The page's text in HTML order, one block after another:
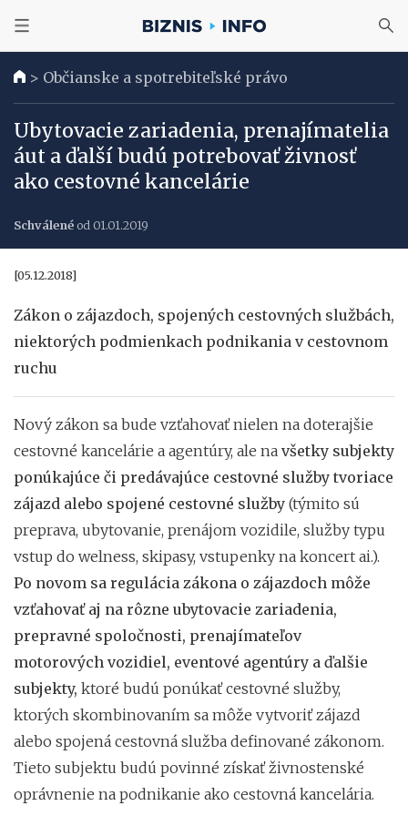
> Občianske a spotrebiteľské právo
Ubytovacie zariadenia, prenajímatelia
áut a ďalší budú potrebovať živnosť
ako cestovné kancelárie
Schválené od 01.01.2019
[05.12.2018]
Zákon o zájazdoch, spojených cestovných službách,
niektorých podmienkach podnikania v cestovnom
ruchu
Nový zákon sa bude vzťahovať nielen na doterajšie
cestovné kancelárie a agentúry, ale na všetky subjekty
ponúkajúce či predávajúce cestovné služby tvoriace
zájazd alebo spojené cestovné služby (týmito sú
preprava, ubytovanie, prenájom vozidile, služby typu
vstup do welness, skipasy, vstupenky na koncert ai.).
Po novom sa regulácia zákona o zájazdoch môže
vzťahovať aj na rôzne ubytovacie zariadenia,
prepravné spoločnosti, prenajímateľov
motorových vozidiel, eventové agentúry a ďalšie
subjekty, ktoré budú ponúkať cestovné služby,
ktorých skombinovaním sa môže vytvoriť zájazd
alebo spojená cestovná služba definované zákonom.
Tieto subjektu budú povinné získať živnostenské
oprávnenie na podnikanie ako cestovná kancelária.